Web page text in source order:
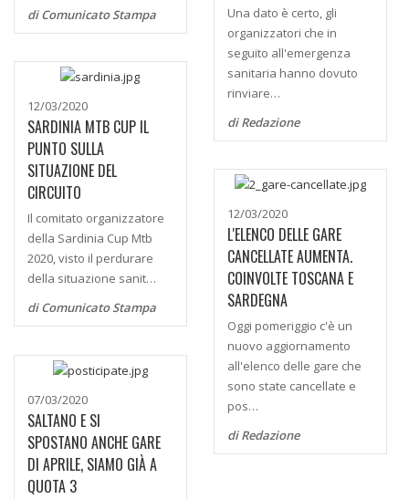
di Comunicato Stampa
Una dato è certo, gli
organizzatori che in
seguito all'emergenza
sanitaria hanno dovuto
rinviare…
di Redazione
12/03/2020
SARDINIA MTB CUP IL
PUNTO SULLA
SITUAZIONE DEL
CIRCUITO
Il comitato organizzatore
della Sardinia Cup Mtb
2020, visto il perdurare
della situazione sanit…
di Comunicato Stampa
12/03/2020
L'ELENCO DELLE GARE
CANCELLATE AUMENTA.
COINVOLTE TOSCANA E
SARDEGNA
Oggi pomeriggio c'è un
nuovo aggiornamento
all'elenco delle gare che
sono state cancellate e
pos…
di Redazione
07/03/2020
SALTANO E SI
SPOSTANO ANCHE GARE
DI APRILE, SIAMO GIÀ A
QUOTA 3